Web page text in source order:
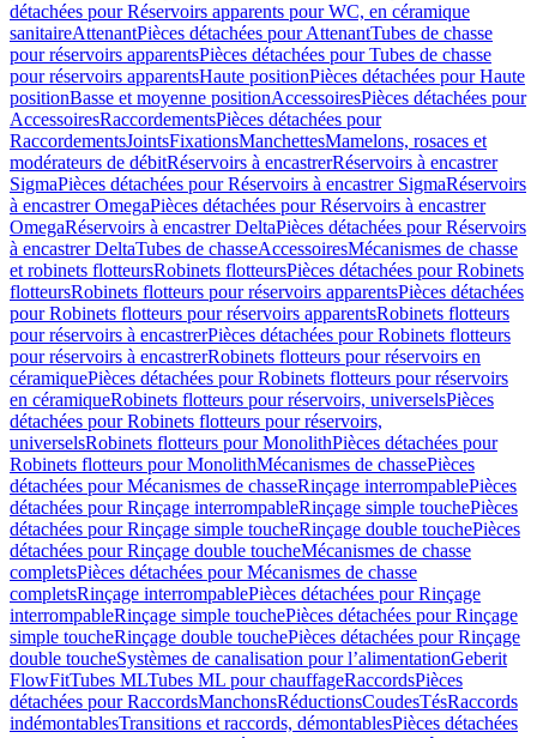
détachées pour Réservoirs apparents pour WC, en céramique
sanitaireAttenantPièces détachées pour AttenantTubes de chasse
pour réservoirs apparentsPièces détachées pour Tubes de chasse
pour réservoirs apparentsHaute positionPièces détachées pour Haute
positionBasse et moyenne positionAccessoiresPièces détachées pour
AccessoiresRaccordementsPièces détachées pour
RaccordementsJointsFixationsManchettesMamelons, rosaces et
modérateurs de débitRéservoirs à encastrerRéservoirs à encastrer
SigmaPièces détachées pour Réservoirs à encastrer SigmaRéservoirs
à encastrer OmegaPièces détachées pour Réservoirs à encastrer
OmegaRéservoirs à encastrer DeltaPièces détachées pour Réservoirs
à encastrer DeltaTubes de chasseAccessoiresMécanismes de chasse
et robinets flotteursRobinets flotteursPièces détachées pour Robinets
flotteursRobinets flotteurs pour réservoirs apparentsPièces détachées
pour Robinets flotteurs pour réservoirs apparentsRobinets flotteurs
pour réservoirs à encastrerPièces détachées pour Robinets flotteurs
pour réservoirs à encastrerRobinets flotteurs pour réservoirs en
céramiquePièces détachées pour Robinets flotteurs pour réservoirs
en céramiqueRobinets flotteurs pour réservoirs, universelsPièces
détachées pour Robinets flotteurs pour réservoirs,
universelsRobinets flotteurs pour MonolithPièces détachées pour
Robinets flotteurs pour MonolithMécanismes de chassePièces
détachées pour Mécanismes de chasseRinçage interrompablePièces
détachées pour Rinçage interrompableRinçage simple touchePièces
détachées pour Rinçage simple toucheRinçage double touchePièces
détachées pour Rinçage double toucheMécanismes de chasse
completsPièces détachées pour Mécanismes de chasse
completsRinçage interrompablePièces détachées pour Rinçage
interrompableRinçage simple touchePièces détachées pour Rinçage
simple toucheRinçage double touchePièces détachées pour Rinçage
double toucheSystèmes de canalisation pour l’alimentationGeberit
FlowFitTubes MLTubes ML pour chauffageRaccordsPièces
détachées pour RaccordsManchonsRéductionsCoudesTésRaccords
indémontablesTransitions et raccords, démontablesPièces détachées